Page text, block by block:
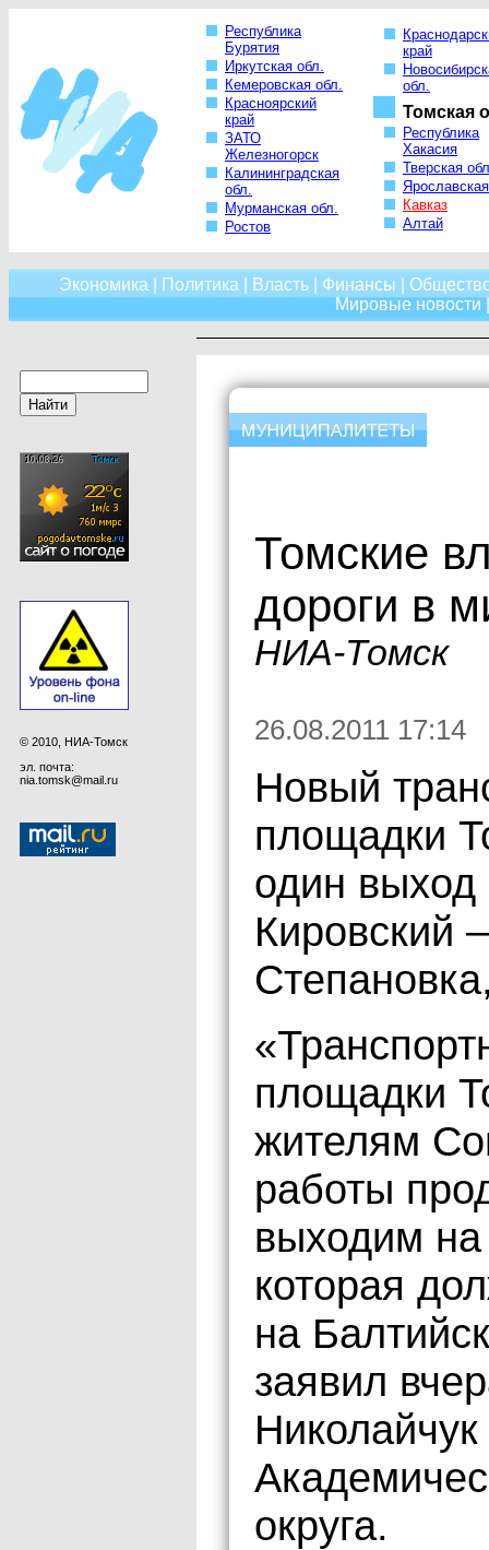
Республика
Бурятия
Иркутская обл.
Кемеровская обл.
Красноярский
край
ЗАТО
Железногорск
Калининградская
обл.
Мурманская обл.
Ростов
край
обл.
Томская
Республика
Хакасия
Тверская
Кавказ
Алтай
Экономика Политика Власть Финансы
Мировые новости
© 2010, НИА-Томск
эл. почта:
nia.tomsk@mail.ru
Томские
дороги в
НИА-Томск
26.08.2011 17:14
Новый
площадки
один выход
Кировский
площадки
жителям
работы
выходим на
которая
на
заявил
округа.